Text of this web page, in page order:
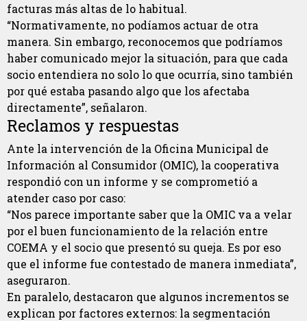
facturas más altas de lo habitual.
“Normativamente, no podíamos actuar de otra
manera. Sin embargo, reconocemos que podríamos
haber comunicado mejor la situación, para que cada
socio entendiera no solo lo que ocurría, sino también
por qué estaba pasando algo que los afectaba
directamente”, señalaron.
Reclamos y respuestas
Ante la intervención de la Oficina Municipal de
Información al Consumidor (OMIC), la cooperativa
respondió con un informe y se comprometió a
atender caso por caso:
“Nos parece importante saber que la OMIC va a velar
por el buen funcionamiento de la relación entre
COEMA y el socio que presentó su queja. Es por eso
que el informe fue contestado de manera inmediata”,
aseguraron.
En paralelo, destacaron que algunos incrementos se
explican por factores externos: la segmentación